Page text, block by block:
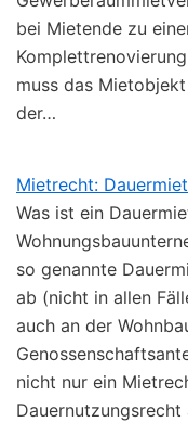
bei Mietende zu
muss das
der…
Mietrecht:
Was ist ein
so genannte
ab (nicht in allen
auch an der
nicht nur ein